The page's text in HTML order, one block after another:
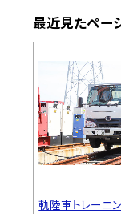
最近見たペー
軌陸車トレーニ